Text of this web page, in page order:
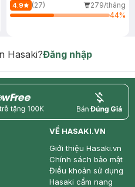
4.9 (27)
279/tháng
44%
Hasaki?Đăng nhập
price
VỀ HASAKI.VN
Giới thiệu Hasaki.vn
Chính sách bảo mật
Điều khoản sử dụng
Hasaki cẩm nang